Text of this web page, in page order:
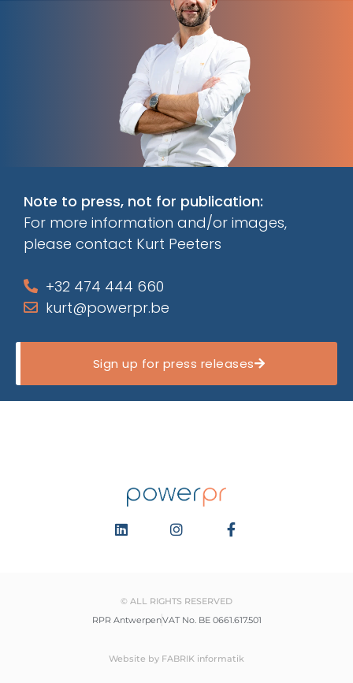
Note to press, not for publication:
For more information and/or images,
please contact Kurt Peeters
+32 474 444 660
kurt@powerpr.be
Sign up for press releases
© ALL RIGHTS RESERVED
RPR AntwerpenVAT No. BE 0661.617.501
Website by FABRIK informatik